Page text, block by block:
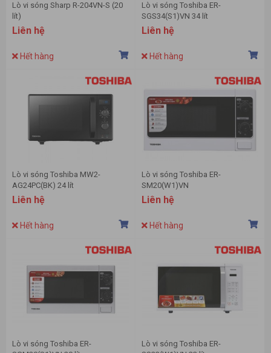
Lò vi sóng Sharp R-204VN-S (20
lít)
Liên hệ
Hết hàng
Lò vi sóng Toshiba ER-
SGS34(S1)VN 34 lít
Liên hệ
Hết hàng
Lò vi sóng Toshiba MW2-
AG24PC(BK) 24 lít
Liên hệ
Hết hàng
Lò vi sóng Toshiba ER-
SM20(W1)VN
Liên hệ
Hết hàng
Lò vi sóng Toshiba ER-
Lò vi sóng Toshiba ER-